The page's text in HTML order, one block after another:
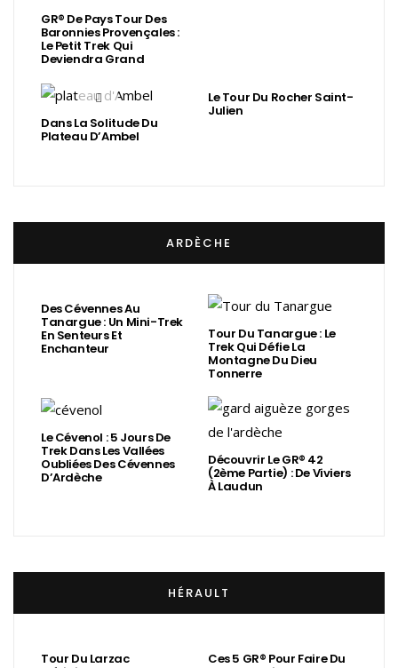
GR® De Pays Tour Des
Baronnies Provençales :
Le Petit Trek Qui
Deviendra Grand
Dans La Solitude Du
Plateau D’Ambel
Le Tour Du Rocher Saint-
Julien
ARDÈCHE
Des Cévennes Au
Tanargue : Un Mini-Trek
En Senteurs Et
Enchanteur
Tour Du Tanargue : Le
Trek Qui Défie La
Montagne Du Dieu
Tonnerre
Le Cévenol : 5 Jours De
Trek Dans Les Vallées
Oubliées Des Cévennes
D’Ardèche
Découvrir Le GR® 42
(2ème Partie) : De Viviers
À Laudun
HÉRAULT
Tour Du Larzac Ces 5 GR® Pour Faire Du